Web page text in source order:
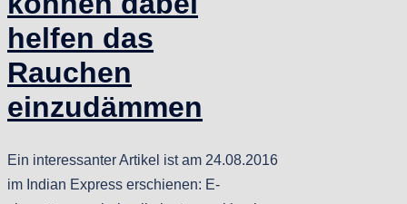
helfen das
Rauchen
einzudämmen
Ein interessanter Artikel ist am 24.08.2016
im Indian Express erschienen: E-